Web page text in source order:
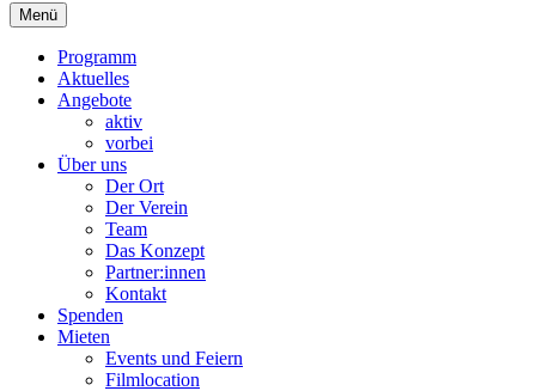
Primäres
Menü
Menü
Programm
Aktuelles
Angebote
aktiv
vorbei
Über uns
Der Ort
Der Verein
Team
Das Konzept
Partner:innen
Kontakt
Spenden
Mieten
Events und Feiern
Filmlocation